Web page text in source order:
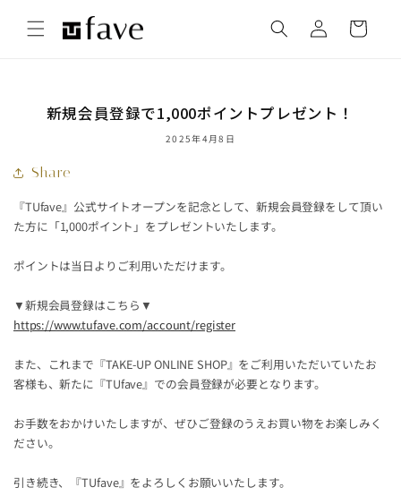
ンツに
進む
グ
イ
ー
新規会員登録で1,000ポイントプレゼント！
2025年4月8日
Share
『TUfave』公式サイトオープンを記念として、新規会員登録をして頂い
た方に「1,000ポイント」をプレゼントいたします。
ポイントは当日よりご利用いただけます。
▼新規会員登録はこちら▼
https://www.tufave.com/account/register
また、これまで『TAKE-UP ONLINE SHOP』をご利用いただいていたお
客様も、新たに『TUfave』での会員登録が必要となります。
お手数をおかけいたしますが、ぜひご登録のうえお買い物をお楽しみく
ださい。
引き続き、『TUfave』をよろしくお願いいたします。